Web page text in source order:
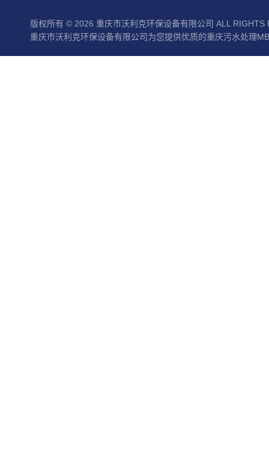
版权所有 © 2026 重庆市沃利克环保设备有限公司 ALL RIGHTS
重庆市沃利克环保设备有限公司为您提供优质的重庆污水处理